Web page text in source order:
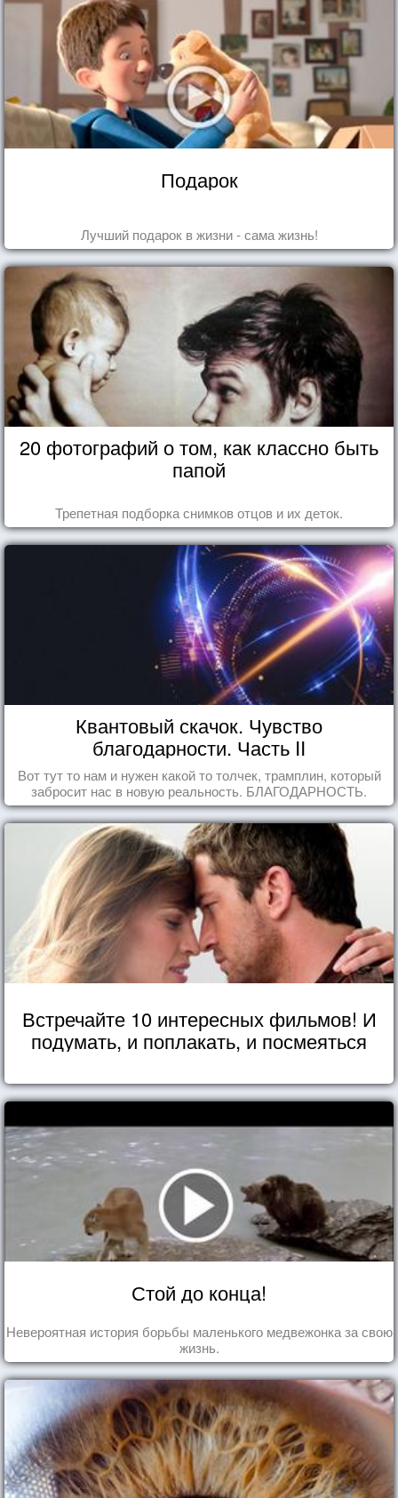
Подарок
Лучший подарок в жизни - сама жизнь!
20 фотографий о том, как классно быть
папой
Трепетная подборка снимков отцов и их деток.
Квантовый скачок. Чувство
благодарности. Часть II
Вот тут то нам и нужен какой то толчек, трамплин, который
забросит нас в новую реальность. БЛАГОДАРНОСТЬ.
Встречайте 10 интересных фильмов! И
подумать, и поплакать, и посмеяться
Стой до конца!
Невероятная история борьбы маленького медвежонка за свою
жизнь.